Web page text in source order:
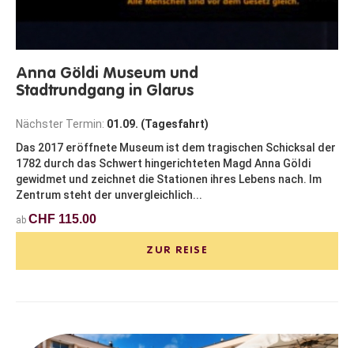
Anna Göldi Museum und
Stadtrundgang in Glarus
Nächster Termin: 01.09. (Tagesfahrt)
Das 2017 eröffnete Museum ist dem tragischen Schicksal der
1782 durch das Schwert hingerichteten Magd Anna Göldi
gewidmet und zeichnet die Stationen ihres Lebens nach. Im
Zentrum steht der unvergleichlich...
ab CHF 115.00
ZUR REISE